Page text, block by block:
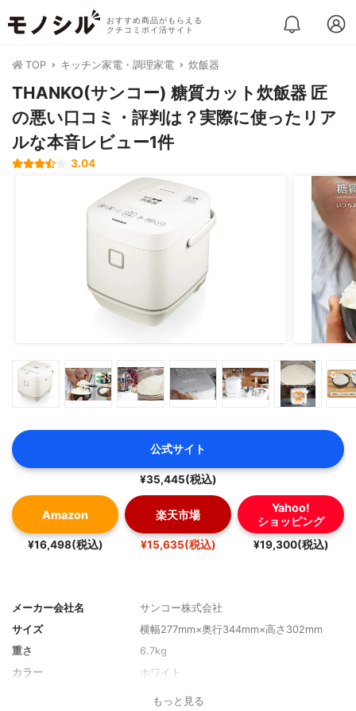
おすすめ商品がもらえる
クチコミポイ活サイト
TOP キッチン家電・調理家電 炊飯器
THANKO(サンコー) 糖質カット炊飯器 匠
の悪い口コミ・評判は？実際に使ったリア
ルな本音レビュー1件
3.04
公式サイト
¥35,445(税込)
Amazon
¥16,498(税込)
楽天市場
¥15,635(税込)
Yahoo!
ショッピング
¥19,300(税込)
メーカー会社名
サンコー株式会社
サイズ
横幅277mm×奥行344mm×高さ302mm
重さ
6.7kg
カラー
ホワイト
もっと見る